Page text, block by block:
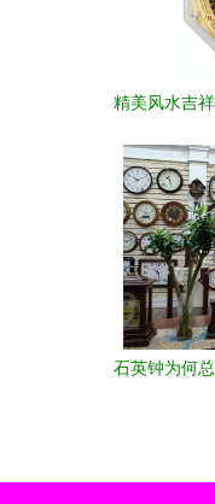
精美风水吉
石英钟为何